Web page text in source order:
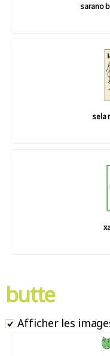
sarano
sela
butte
Afficher les